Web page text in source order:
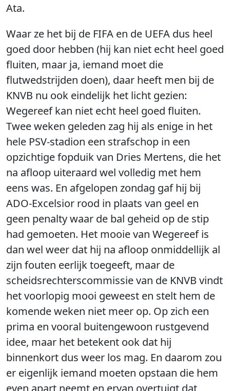
Ata.
Waar ze het bij de FIFA en de UEFA dus heel
goed door hebben (hij kan niet echt heel goed
fluiten, maar ja, iemand moet die
flutwedstrijden doen), daar heeft men bij de
KNVB nu ook eindelijk het licht gezien:
Wegereef kan niet echt heel goed fluiten.
Twee weken geleden zag hij als enige in het
hele PSV-stadion een strafschop in een
opzichtige fopduik van Dries Mertens, die het
na afloop uiteraard wel volledig met hem
eens was. En afgelopen zondag gaf hij bij
ADO-Excelsior rood in plaats van geel en
geen penalty waar de bal geheid op de stip
had gemoeten. Het mooie van Wegereef is
dan wel weer dat hij na afloop onmiddellijk al
zijn fouten eerlijk toegeeft, maar de
scheidsrechterscommissie van de KNVB vindt
het voorlopig mooi geweest en stelt hem de
komende weken niet meer op. Op zich een
prima en vooral buitengewoon rustgevend
idee, maar het betekent ook dat hij
binnenkort dus weer los mag. En daarom zou
er eigenlijk iemand moeten opstaan die hem
even apart neemt en ervan overtuigt dat